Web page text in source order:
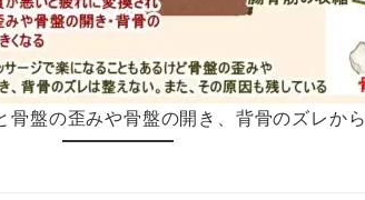
盤の歪みや骨盤の開き、背骨のズレから